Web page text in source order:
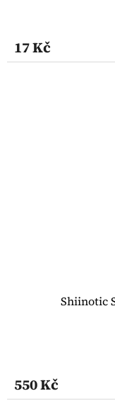
17 Kč
Shiinotic
550 Kč